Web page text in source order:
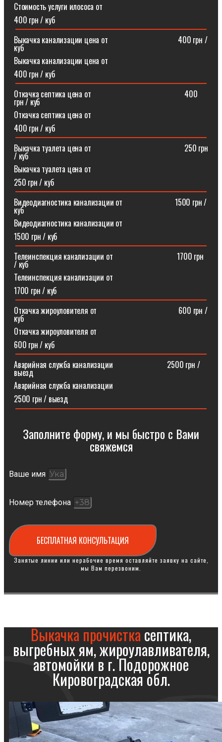
Стоимость услуги илососа от
400 грн / куб
Выкачка канализации цена от⠀⠀⠀⠀⠀⠀⠀⠀⠀⠀⠀⠀400 грн /
куб
Выкачка канализации цена от
400 грн / куб
Откачка септика цена от⠀⠀⠀⠀⠀⠀⠀⠀⠀⠀⠀⠀⠀⠀⠀⠀400
грн / куб
Откачка септика цена от
400 грн / куб
Выкачка туалета цена от⠀⠀⠀⠀⠀⠀⠀⠀⠀⠀⠀⠀⠀⠀⠀⠀250 грн
/ куб
Выкачка туалета цена от
250 грн / куб
Видеодиагностика канализации от⠀⠀⠀⠀⠀⠀⠀⠀⠀1500 грн /
куб
Видеодиагностика канализации от
1500 грн / куб
Телеинспекция канализации от⠀⠀⠀⠀⠀⠀⠀⠀⠀⠀⠀1700 грн
/ куб
Телеинспекция канализации от
1700 грн / куб
Откачка жироуловителя от⠀⠀⠀⠀⠀⠀⠀⠀⠀⠀⠀⠀⠀⠀600 грн /
куб
Откачка жироуловителя от
600 грн / куб
Аварийная служба канализации ⠀⠀⠀⠀⠀⠀⠀⠀⠀2500 грн /
выезд
Аварийная служба канализации
2500 грн / выезд
Заполните форму, и мы быстро с Вами
свяжемся​
Ваше имя
Номер телефона
БЕСПЛАТНАЯ КОНСУЛЬТАЦИЯ
Занятые линии или нерабочие время оставляйте заявку на сайте,
мы Вам перезвоним.
Выкачка прочисткасептика,
выгребных ям, жироулавливателя,
автомойки в г. Подорожное
Кировоградская обл.